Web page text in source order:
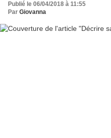
Publié le 06/04/2018 à 11:55
Par Giovanna